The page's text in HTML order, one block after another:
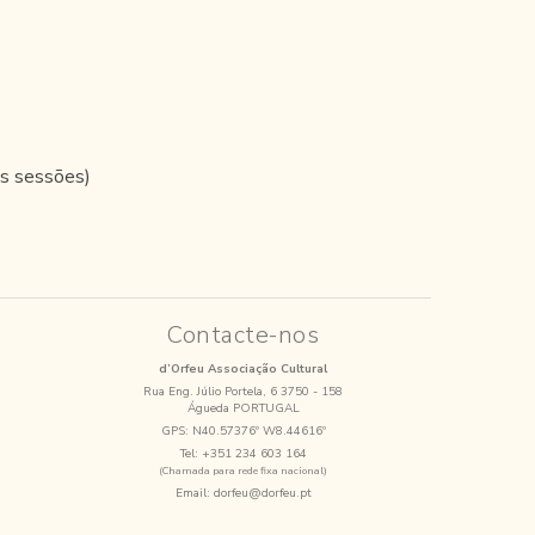
sessões)
Contacte-nos
d’Orfeu Associação Cultural
Rua Eng. Júlio Portela, 6 3750 - 158
Águeda PORTUGAL
GPS: N40.57376º W8.44616º
Tel: +351 234 603 164
(Chamada para rede fixa nacional)
Email: dorfeu@dorfeu.pt